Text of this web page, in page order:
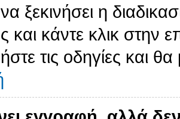
ξεκινήσει η
και κάντε κλικ στην
τις οδηγίες και